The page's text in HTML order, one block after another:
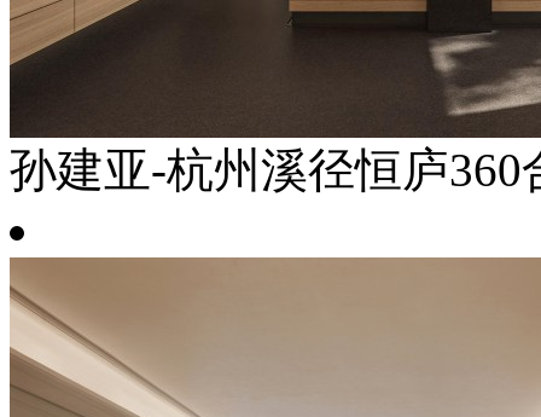
孙建亚-杭州溪径恒庐360